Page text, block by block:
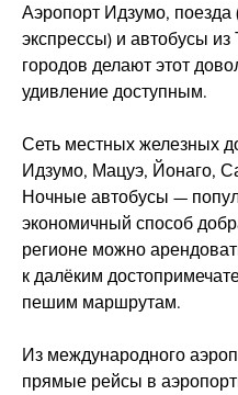
Аэропорт Идзумо, поезда
экспрессы) и автобусы из
городов делают этот
удивление доступным.
Сеть местных железных
Идзумо, Мацуэ, Йонаго,
Ночные автобусы —
экономичный способ
регионе можно
к далёким
пешим маршрутам.
Из международного
прямые рейсы в